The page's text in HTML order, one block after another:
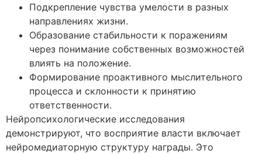
Подкрепление чувства умелости в разных
направлениях жизни.
Образование стабильности к поражениям
через понимание собственных возможностей
влиять на положение.
Формирование проактивного мыслительного
процесса и склонности к принятию
ответственности.
Нейропсихологические исследования
демонстрируют, что восприятие власти включает
нейромедиаторную структуру награды. Это